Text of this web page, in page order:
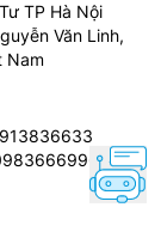
TP Hà Nội
Văn Linh,
Nam